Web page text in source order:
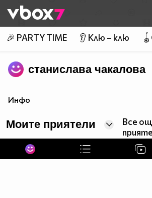
👾
🎉 PARTY TIME 👂 Клю – клю
станислава чакалова
Инфо
Моите приятели
Все